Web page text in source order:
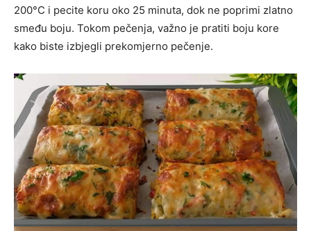
200°C i pecite koru oko 25 minuta, dok ne poprimi zlatno
smeđu boju. Tokom pečenja, važno je pratiti boju kore
kako biste izbjegli prekomjerno pečenje.